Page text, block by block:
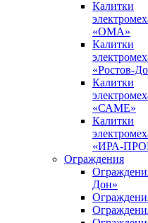
Калитки
«ОМА»
Калитки
«Ростов-
Калитки
«САМЕ»
Калитки
«ИРА-
Ограждения
Дон»